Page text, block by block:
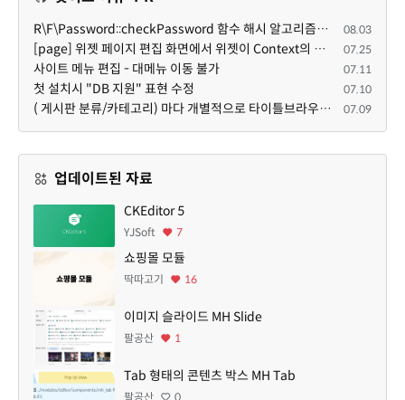
R\F\Password::checkPassword 함수 해시 알고리즘을 암시적으로 호출하는 경우 Argon2id 해시 비교 실패 08.03
[page] 위젯 페이지 편집 화면에서 위젯이 Context의 module_info를 덮어쓰면 저장이 ERR_ACT_IS_NOT_STANDALONE으로 실패 07.25
사이트 메뉴 편집 - 대메뉴 이동 불가 07.11
첫 설치시 "DB 지원" 표현 수정 07.10
( 게시판 분류/카테고리) 마다 개별적으로 타이틀브라우저 제목 및 seo설명 넣을 수 있으면 어떨지 해서 글 등록해봅니다. 07.09
업데이트된 자료
CKEditor 5
YJSoft 7
쇼핑몰 모듈
딱따고기 16
이미지 슬라이드 MH Slide
팔공산 1
Tab 형태의 콘텐츠 박스 MH Tab
팔공산 0